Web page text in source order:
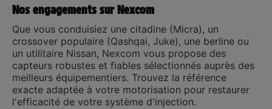
Nos engagements sur Nexcom
Que vous conduisiez une citadine (Micra), un
crossover populaire (Qashqai, Juke), une berline ou
un utilitaire Nissan, Nexcom vous propose des
capteurs robustes et fiables sélectionnés auprès des
meilleurs équipementiers. Trouvez la référence
exacte adaptée à votre motorisation pour restaurer
l'efficacité de votre système d'injection.